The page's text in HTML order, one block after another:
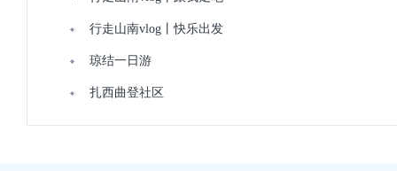
行走山南vlog丨快乐出发
琼结一日游
扎西曲登社区